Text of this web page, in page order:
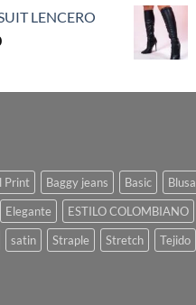
LENCERO
Print Baggy jeans Basic Blusa
Elegante ESTILO COLOMBIANO
satin Straple Stretch Tejido